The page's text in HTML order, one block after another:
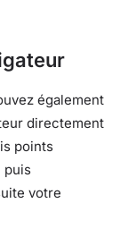
également
directement
points
puis
votre